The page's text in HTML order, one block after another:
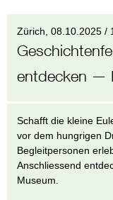
Zürich,08.10.2025 /
entdecken —
Schafft die kleine
vor dem hungrigen
Begleitpersonen
Anschliessend
Museum.